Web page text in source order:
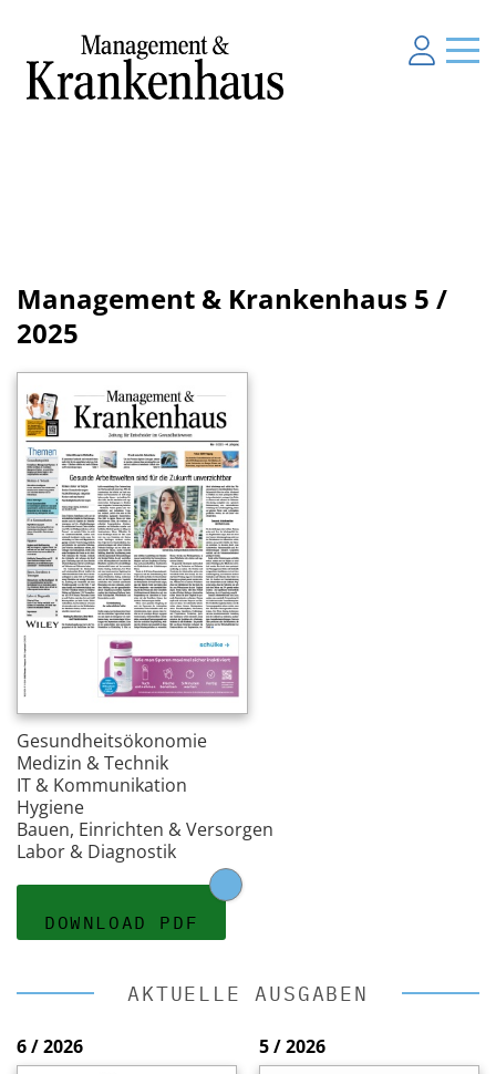
Management & Krankenhaus 5 /
2025
Gesundheitsökonomie
Medizin & Technik
IT & Kommunikation
Hygiene
Bauen, Einrichten & Versorgen
Labor & Diagnostik
DOWNLOAD PDF
AKTUELLE AUSGABEN
6 / 2026 5 / 2026